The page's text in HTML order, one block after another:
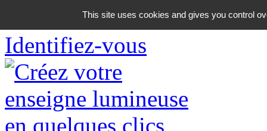
06 18 42 08 59
Identifiez-vous
This site uses cookies and gives you control